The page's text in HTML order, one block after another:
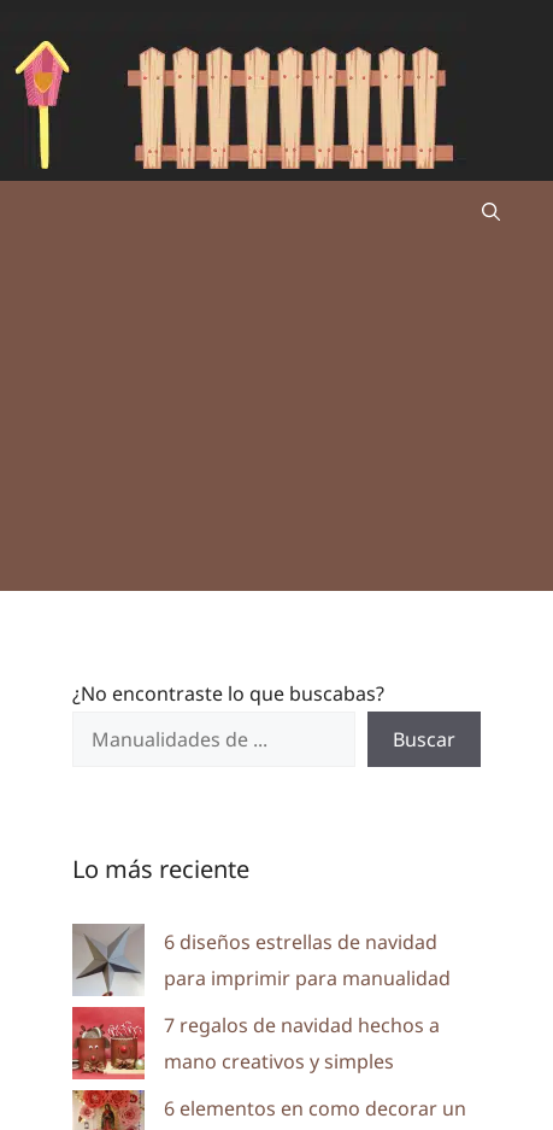
¿No encontraste lo que buscabas?
Buscar
Lo más reciente
6 diseños estrellas de navidad
para imprimir para manualidad
7 regalos de navidad hechos a
mano creativos y simples
6 elementos en como decorar un